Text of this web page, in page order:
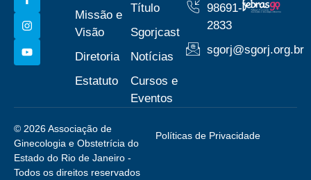
Missão e
Visão
Diretoria
Estatuto
Título
Sgorjcast
Notícias
Cursos e
Eventos
98691-
2833
sgorj@sgorj.org.br
© 2026 Associação de
Ginecologia e Obstetrícia do
Estado do Rio de Janeiro -
Todos os direitos reservados
Políticas de Privacidade